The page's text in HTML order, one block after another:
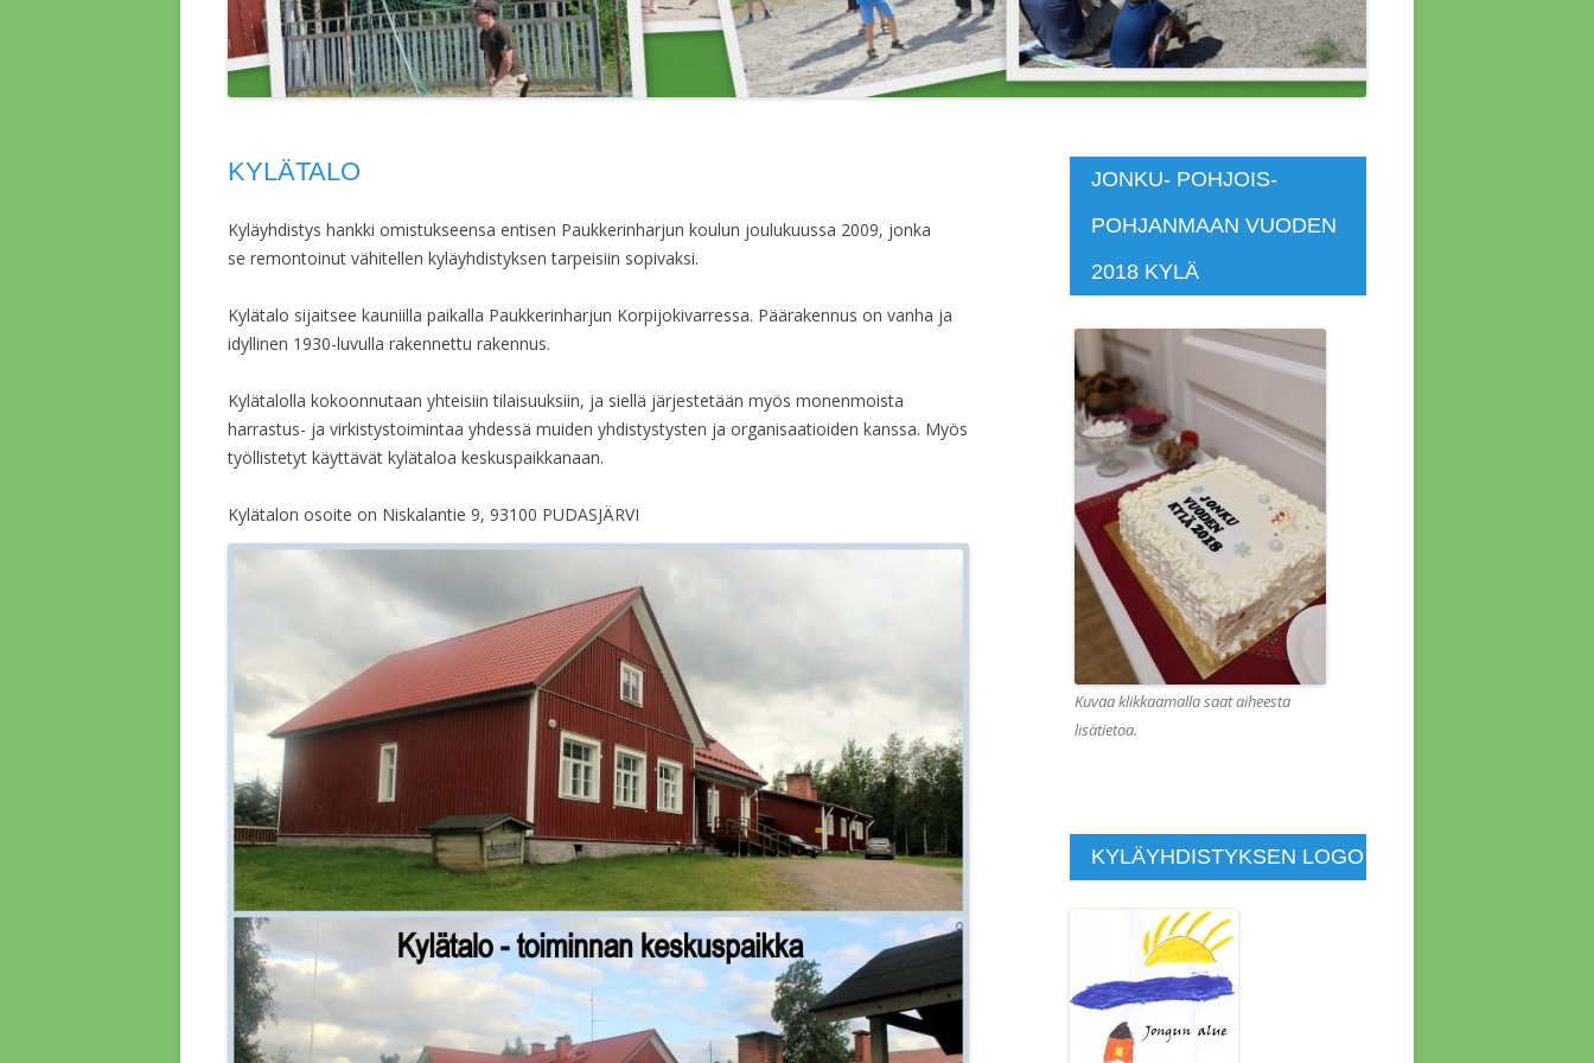
JÄRJESTÄYTYMISKOKOUS
15.4.2018
HALLITUKSEN
JÄRJESTÄYTYMISKOKOUS 4.4.2014
JÄRJESTÄYTYMISKOKOUS 7.4.2019
HALLITUKSEN KOKOUS 12.4.2015
HALLITUKSEN KOKOUS 1.11.2018
HALLITUKSEN KOKOUS 1.2.2022
HALLITUKSEN KOKOUS 1.8.2013
HALLITUKSEN KOKOUS 10.1.2014
HALLITUKSEN KOKOUS 10.10.2015
HALLITUKSEN KOKOUS 10.4.2011
HALLITUKSEN KOKOUS 11.4.2021
HALLITUKSEN KOKOUS 11.9.2015
HALLITUKSEN KOKOUS 12.4.2015
HALLITUKSEN KOKOUS 13.6.2014
HALLITUKSEN KOKOUS 14.11.2015
VUOKRATTAVAT ASUNNOT
KAKSIO
PALLOKENTÄN
LAAJENNUSTALKOOT 2004
KYLÄTALO
Kyläyhdistys hankki omistukseensa entisen Paukkerinharjun koulun joulukuussa 2009, jonka
se remontoinut vähitellen kyläyhdistyksen tarpeisiin sopivaksi.
Kylätalo sijaitsee kauniilla paikalla Paukkerinharjun Korpijokivarressa. Päärakennus on vanha ja
idyllinen 1930-luvulla rakennettu rakennus.
Kylätalolla kokoonnutaan yhteisiin tilaisuuksiin, ja siellä järjestetään myös monenmoista
harrastus- ja virkistystoimintaa yhdessä muiden yhdistystysten ja organisaatioiden kanssa. Myös
työllistetyt käyttävät kylätaloa keskuspaikkanaan.
Kylätalon osoite on Niskalantie 9, 93100 PUDASJÄRVI
JONKU- POHJOIS-
POHJANMAAN VUODEN
2018 KYLÄ
Kuvaa klikkaamalla saat aiheesta
lisätietoa.
KYLÄYHDISTYKSEN LOGO